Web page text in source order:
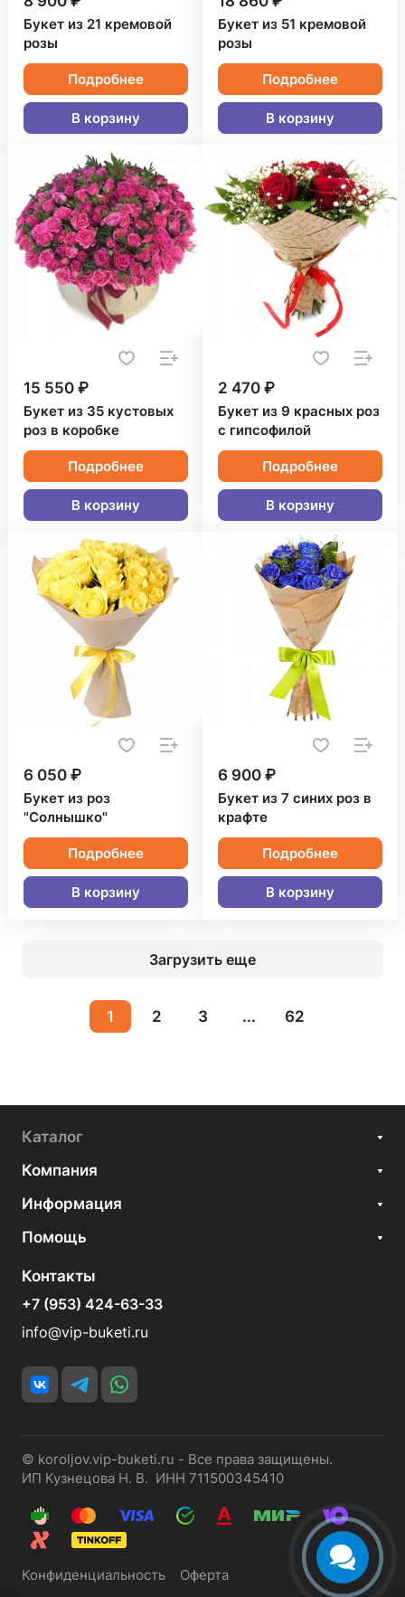
Букет из 21 кремовой
розы
Подробнее
В корзину
Букет из 51 кремовой
розы
Подробнее
В корзину
15 550 ₽
Букет из 35 кустовых
роз в коробке
Подробнее
В корзину
2 470 ₽
Букет из 9 красных роз
с гипсофилой
Подробнее
В корзину
6 050 ₽
Букет из роз
"Солнышко"
Подробнее
В корзину
6 900 ₽
Букет из 7 синих роз в
крафте
Подробнее
В корзину
Загрузить еще
1 2 3 ... 62
Каталог
Компания
Информация
Помощь
Контакты
+7 (953) 424-63-33
info@vip-buketi.ru
© koroljov.vip-buketi.ru - Все права защищены.
ИП Кузнецова Н. В. ИНН 711500345410
Конфиденциальность Оферта